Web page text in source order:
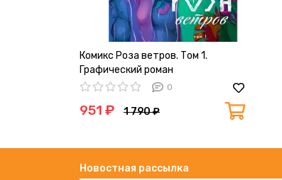
Комикс Роза ветров. Том 1.
Графический роман
0
951 ₽ 1 790 ₽
Новостная рассылка